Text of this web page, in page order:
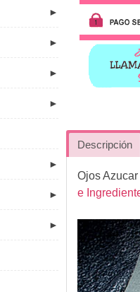
Descripción
Ojos
e
►
►
►
►
►
►
►